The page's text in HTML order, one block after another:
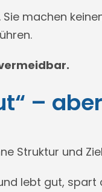
machen
–
Struktur und
lebt gut,